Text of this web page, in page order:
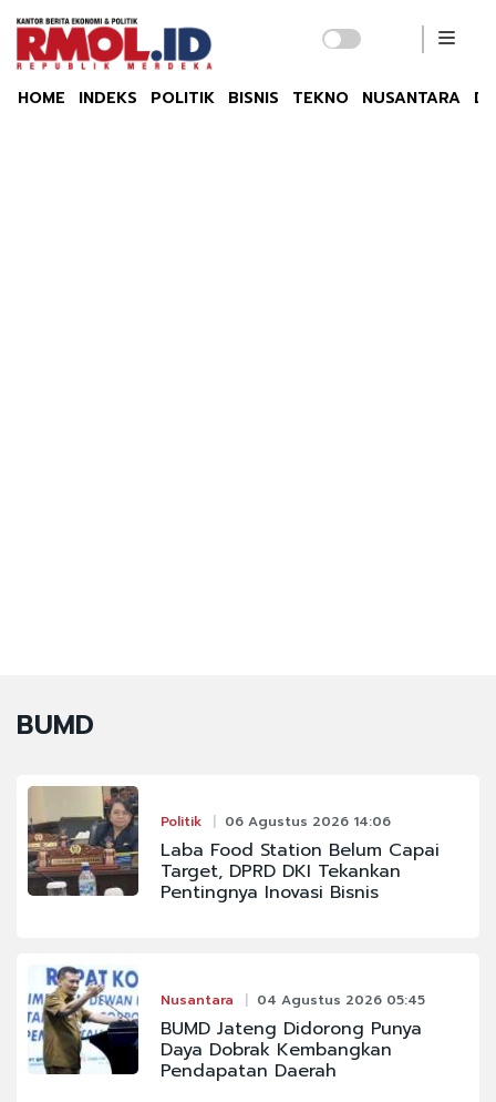
HOME INDEKS POLITIK BISNIS TEKNO NUSANTARA
BUMD
Politik 06 Agustus 2026 14:06
Laba Food Station Belum Capai
Target, DPRD DKI Tekankan
Pentingnya Inovasi Bisnis
Nusantara 04 Agustus 2026 05:45
BUMD Jateng Didorong Punya
Daya Dobrak Kembangkan
Pendapatan Daerah